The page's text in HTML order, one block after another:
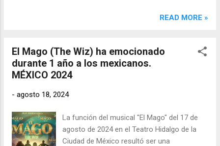
ofrece una visión compleja y multifacética
profunda crítica social. Este mural es un
reflejo de su genialidad, pero también de su
relativa oscuridad, ya que, a pesar de su
genio desconocido para muchos.
READ MORE »
El Mago (The Wiz) ha emocionado
durante 1 año a los mexicanos.
MÉXICO 2024
- agosto 18, 2024
La función del musical "El Mago" del 17 de
agosto de 2024 en el Teatro Hidalgo de la
Ciudad de México resultó ser una